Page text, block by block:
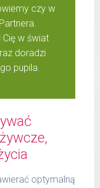
czy w
w świat
doradzi
pupila.
optymalną